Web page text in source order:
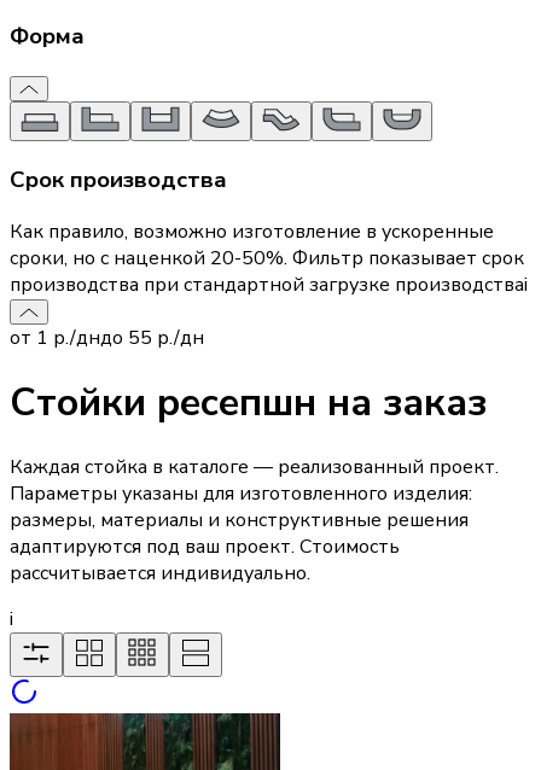
Форма
Срок производства
Как правило, возможно изготовление в ускоренные
сроки, но с наценкой 20-50%. Фильтр показывает срок
производства при стандартной загрузке производстваi
от 1 р./дндо 55 р./дн
Стойки ресепшн на заказ
Каждая стойка в каталоге — реализованный проект.
Параметры указаны для изготовленного изделия:
размеры, материалы и конструктивные решения
адаптируются под ваш проект. Стоимость
рассчитывается индивидуально.
i